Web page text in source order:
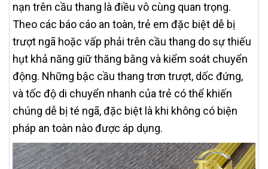
nạn trên cầu thang là điều vô cùng quan trọng.
Theo các báo cáo an toàn, trẻ em đặc biệt dễ bị
trượt ngã hoặc vấp phải trên cầu thang do sự thiếu
hụt khả năng giữ thăng bằng và kiểm soát chuyển
động. Những bậc cầu thang trơn trượt, dốc đứng,
và tốc độ di chuyển nhanh của trẻ có thể khiến
chúng dễ bị té ngã, đặc biệt là khi không có biện
pháp an toàn nào được áp dụng.